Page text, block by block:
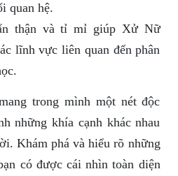
quan hệ.
thận và tỉ mỉ giúp Xử Nữ
lĩnh vực liên quan đến phân
trong mình một nét độc
những khía cạnh khác nhau
Khám phá và hiểu rõ những
có được cái nhìn toàn diện